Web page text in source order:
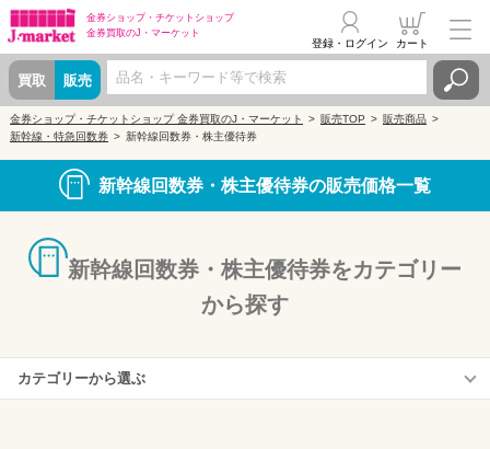
金券ショップ・ チケットショップ
金券買取のJ・マーケット
買取 販売
登録・ログイン カート
金券ショップ・チケットショップ 金券買取のJ・マーケット 販売TOP
販売商品
新幹線・特急回数券
新幹線回数券・株主優待券
新幹線回数券・株主優待券の販売価格一覧
新幹線回数券・株主優待券をカテゴリー
から探す
カテゴリーから選ぶ